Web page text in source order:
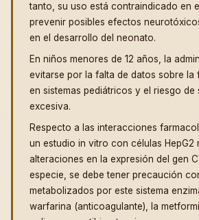
tanto, su uso está contraindicado en
prevenir posibles efectos
en el desarrollo del neonato.
En niños menores de 12 años, la
evitarse por la falta de datos sobre la
en sistemas pediátricos y el riesgo de
excesiva.
Respecto a las interacciones
un estudio in vitro con células HepG2
alteraciones en la expresión del gen
especie, se debe tener precaución
metabolizados por este sistema
warfarina (anticoagulante), la